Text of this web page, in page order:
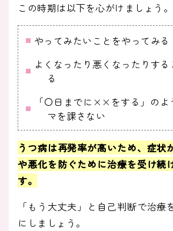
この時期は以下を心がけましょう。
やってみたいことをやってみる
よくなったり悪くなったりす
る
「〇日までに××をする」のよ
マを課さない
うつ病は再発率が高いため、症状
や悪化を防ぐために治療を受け続
す。
「もう大丈夫」と自己判断で治療
にしましょう。